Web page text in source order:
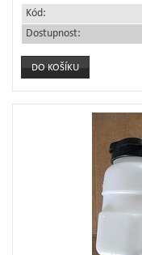
Kód:
Dostupnost: